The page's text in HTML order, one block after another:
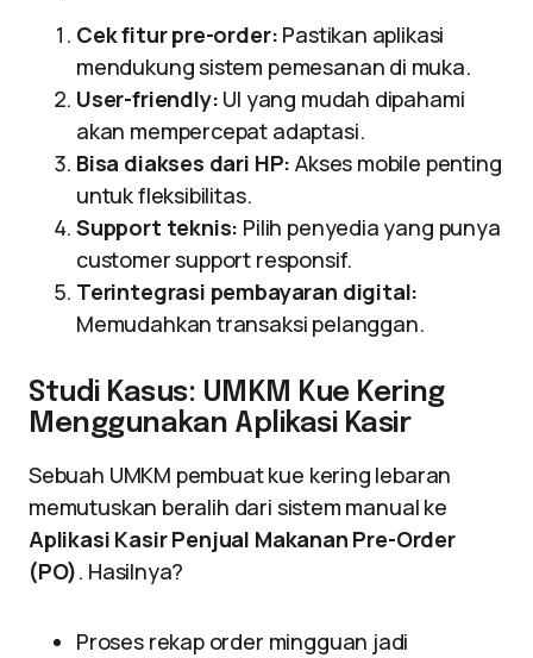
Cek fitur pre-order: Pastikan aplikasi
mendukung sistem pemesanan di muka.
User-friendly: UI yang mudah dipahami
akan mempercepat adaptasi.
Bisa diakses dari HP: Akses mobile penting
untuk fleksibilitas.
Support teknis: Pilih penyedia yang punya
customer support responsif.
Terintegrasi pembayaran digital:
Memudahkan transaksi pelanggan.
Studi Kasus: UMKM Kue Kering
Menggunakan Aplikasi Kasir
Sebuah UMKM pembuat kue kering lebaran
memutuskan beralih dari sistem manual ke
Aplikasi Kasir Penjual Makanan Pre-Order
(PO). Hasilnya?
Proses rekap order mingguan jadi